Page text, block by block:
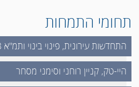
תחומי התמחות
התחדשות עירונית, פינוי בינוי ותמ"א 38
היי-טק, קניין רוחני וסימני מסחר